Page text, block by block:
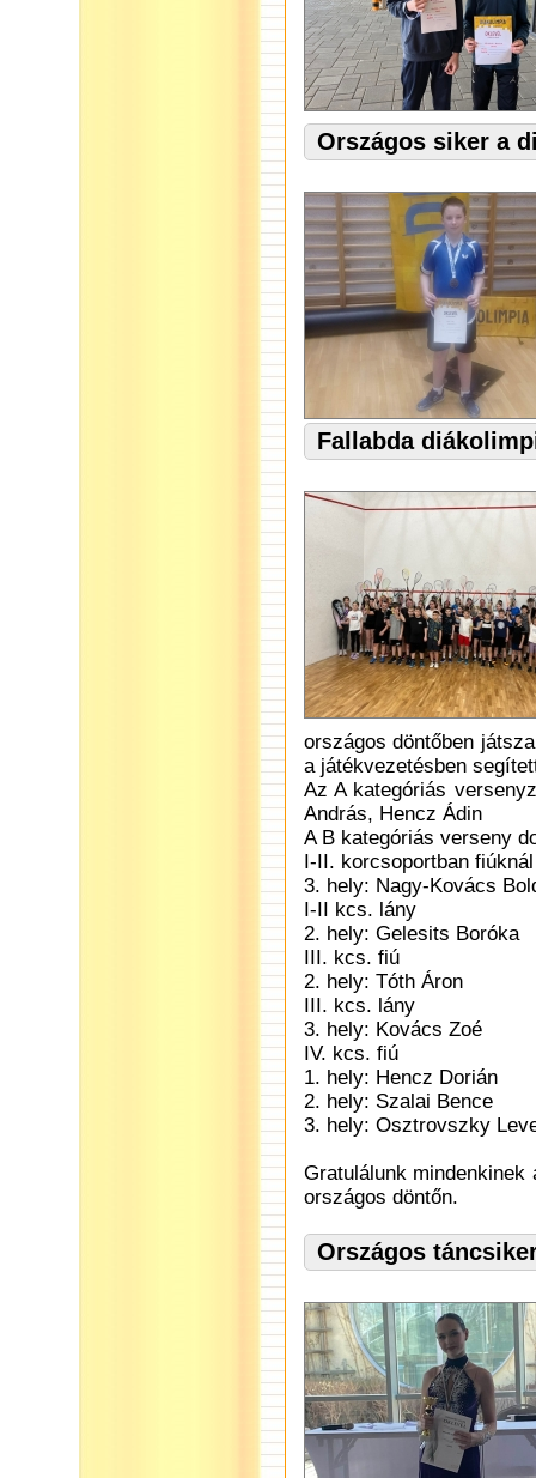
Országos siker a
Fallabda
országos döntőben
a játékvezetésben
Az A kategóriás
András, Hencz Ádin
A B kategóriás verseny
I-II. korcsoportban fiúknál
3. hely: Nagy-Kovács
I-II kcs. lány
2. hely: Gelesits Boróka
III. kcs. fiú
2. hely: Tóth Áron
III. kcs. lány
3. hely: Kovács Zoé
IV. kcs. fiú
1. hely: Hencz Dorián
2. hely: Szalai Bence
3. hely: Osztrovszky
Gratulálunk
országos döntőn.
Országos